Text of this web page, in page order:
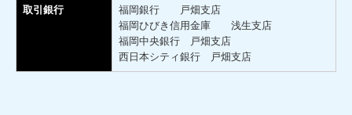
取引銀行
福岡銀行 戸畑支店
福岡ひびき信用金庫 浅生支店
福岡中央銀行 戸畑支店
西日本シティ銀行 戸畑支店